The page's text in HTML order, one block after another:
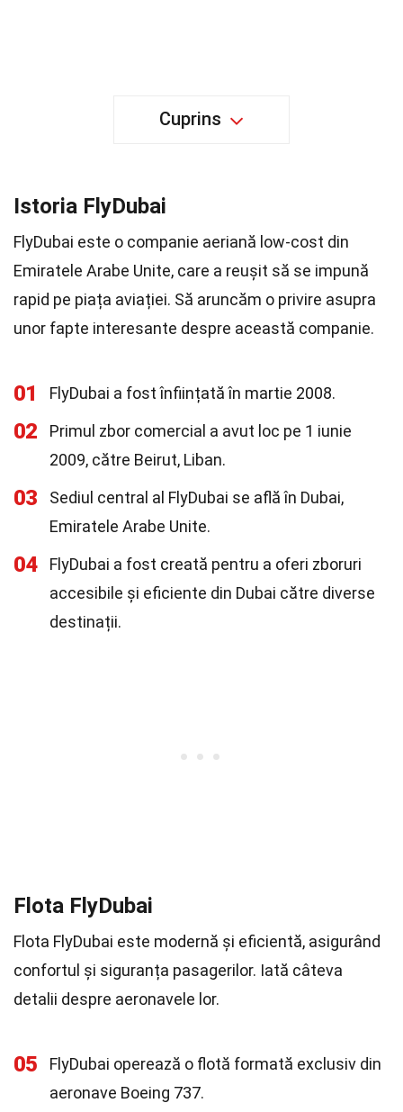
Cuprins
Istoria FlyDubai
FlyDubai este o companie aeriană low-cost din
Emiratele Arabe Unite, care a reușit să se impună
rapid pe piața aviației. Să aruncăm o privire asupra
unor fapte interesante despre această companie.
01 FlyDubai a fost înființată în martie 2008.
02
Primul zbor comercial a avut loc pe 1 iunie
2009, către Beirut, Liban.
03
Sediul central al FlyDubai se află în Dubai,
Emiratele Arabe Unite.
04
FlyDubai a fost creată pentru a oferi zboruri
accesibile și eficiente din Dubai către diverse
destinații.
Flota FlyDubai
Flota FlyDubai este modernă și eficientă, asigurând
confortul și siguranța pasagerilor. Iată câteva
detalii despre aeronavele lor.
05
FlyDubai operează o flotă formată exclusiv din
aeronave Boeing 737.